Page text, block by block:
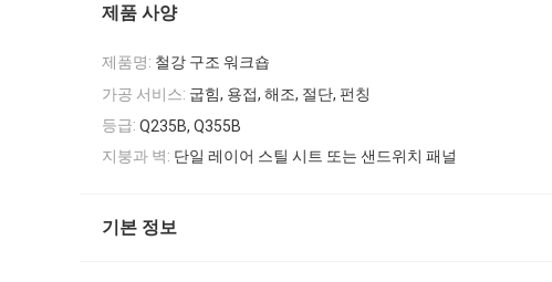
제품 사양
제품명: 철강 구조 워크숍
가공 서비스: 굽힘, 용접, 해조, 절단, 펀칭
등급: Q235B, Q355B
지붕과 벽: 단일 레이어 스틸 시트 또는 샌드위치 패널
기본 정보